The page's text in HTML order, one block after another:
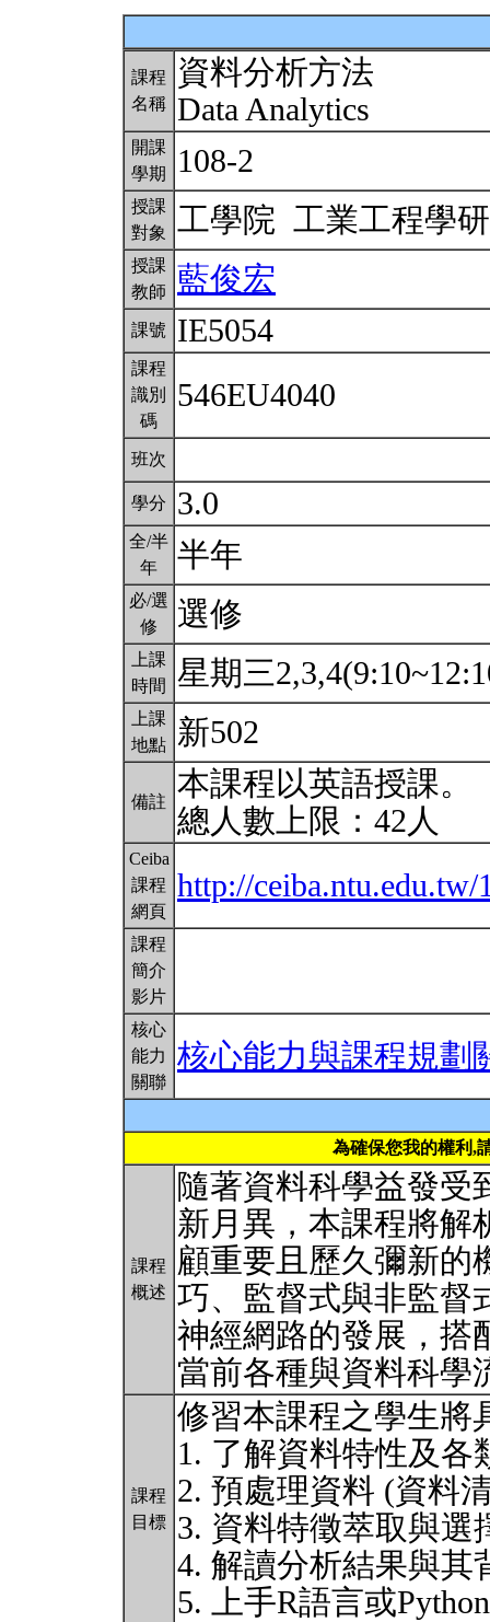
課程
名稱
資料分析方法
Data Analytics
開課
學期
108-2
授課
對象
工學院 工業工程學
授課
教師
藍俊宏
課號 IE5054
課程
識別
碼
546EU4040
班次
學分 3.0
全/半
年
半年
必/選
修
選修
上課
時間
星期三
上課
地點
新502
備註
本課程以英語授課。
總人數上限：42人
Ceiba
課程
網頁
http://
課程
簡介
影片
核心
能力
關聯
核心能力與課程規劃
為確保您我的權利,
課程
概述
隨著資料科學益發受
新月異，本課程將解
顧重要且歷久彌新的
巧、監督式與非監督
神經網路的發展，搭
當前各種與資料科
課程
目標
修習本課程之學生將
1. 了解資料特性及各
2. 預處理資料 (資料
3. 資料特徵萃取與選
4. 解讀分析結果與其
5. 上手R語言或